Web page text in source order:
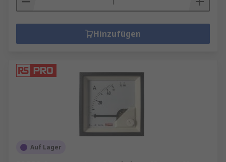
Hinzufügen
Auf Lager